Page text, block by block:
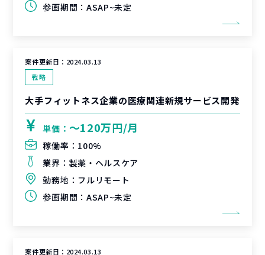
参画期間： ASAP~未定
案件更新日： 2024.03.13
戦略
大手フィットネス企業の医療関連新規サービス開発
単価： 〜120万円/月
稼働率： 100%
業界： 製薬・ヘルスケア
勤務地： フルリモート
参画期間： ASAP~未定
案件更新日： 2024.03.13